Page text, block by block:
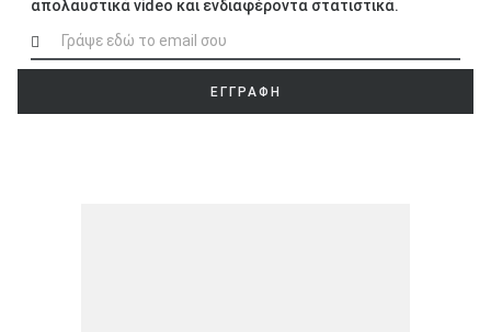
απολαυστικά video και ενδιαφέροντα στατιστικά.
ΕΓΓΡΑΦΗ